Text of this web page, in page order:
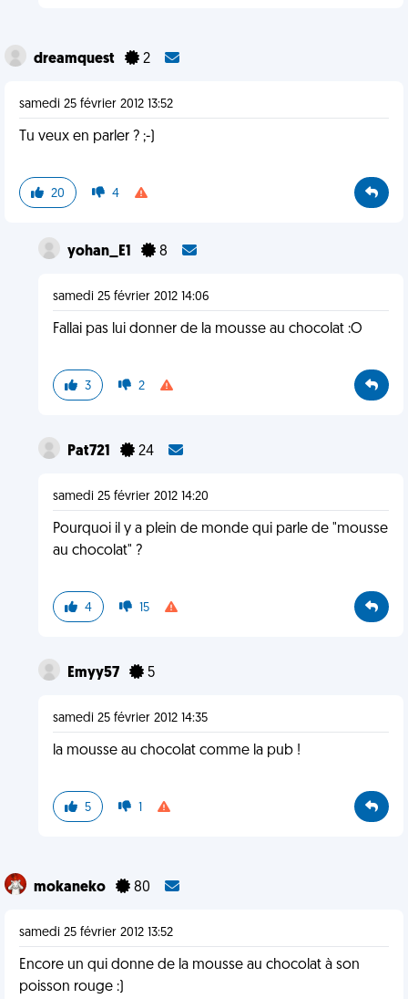
dreamquest 2
samedi 25 février 2012 13:52
Tu veux en parler ? ;-)
20 4
yohan_E1 8
samedi 25 février 2012 14:06
Fallai pas lui donner de la mousse au chocolat :O
3 2
Pat721 24
samedi 25 février 2012 14:20
Pourquoi il y a plein de monde qui parle de "mousse
au chocolat" ?
4 15
Emyy57 5
samedi 25 février 2012 14:35
la mousse au chocolat comme la pub !
5 1
mokaneko 80
samedi 25 février 2012 13:52
Encore un qui donne de la mousse au chocolat à son
poisson rouge :)